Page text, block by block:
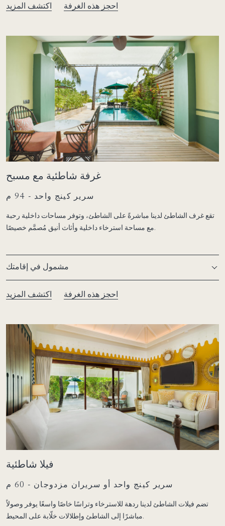
اكتشف المزيد احجز هذه الغرفة
غرفة شاطئية مع مسبح
سرير كينج واحد - 94 م
تقع غرف الشاطئ لدينا مباشرةً على الشاطئ، وتوفر مساحات داخلية رحبة
مع مساحة استرخاء داخلية وأثاث أنيق مُصمَّم خصيصًا.
مشمول في إقامتك
اكتشف المزيد احجز هذه الغرفة
فيلا شاطئية
سرير كينج واحد أو سريران مزدوجان - 60 م
تضم فيلات الشاطئ لدينا ردهة للاسترخاء وتراسًا خاصًا واسعًا يوفر وصولاً
مباشرًا إلى الشاطئ وإطلالات خلّابة على المحيط.